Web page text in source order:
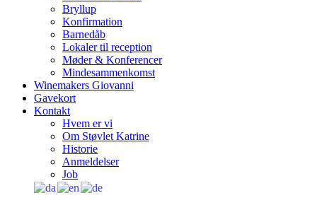
Bryllup
Konfirmation
Barnedåb
Lokaler til reception
Møder & Konferencer
Mindesammenkomst
Winemakers Giovanni
Gavekort
Kontakt
Hvem er vi
Om Støvlet Katrine
Historie
Anmeldelser
Job